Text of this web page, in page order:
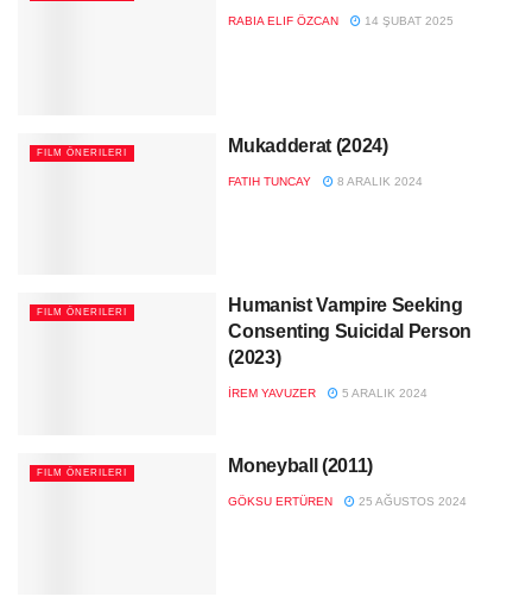
RABIA ELIF ÖZCAN 14 ŞUBAT 2025
FILM ÖNERILERI Mukadderat (2024)
FATIH TUNCAY 8 ARALIK 2024
FILM ÖNERILERI
Humanist Vampire Seeking
Consenting Suicidal Person
(2023)
İREM YAVUZER 5 ARALIK 2024
FILM ÖNERILERI Moneyball (2011)
GÖKSU ERTÜREN 25 AĞUSTOS 2024